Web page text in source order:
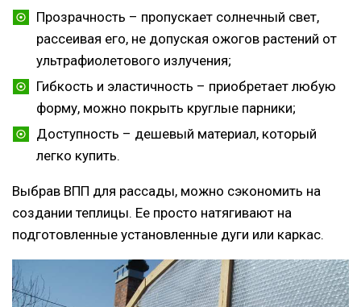
Прозрачность – пропускает солнечный свет,
рассеивая его, не допуская ожогов растений от
ультрафиолетового излучения;
Гибкость и эластичность – приобретает любую
форму, можно покрыть круглые парники;
Доступность – дешевый материал, который
легко купить.
Выбрав ВПП для рассады, можно сэкономить на
создании теплицы. Ее просто натягивают на
подготовленные установленные дуги или каркас.